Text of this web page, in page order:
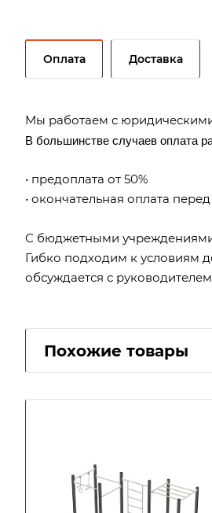
Оплата Доставка
Мы работаем с
В большинстве случаев оплата
• предоплата от 50%
• окончательная оплата
С бюджетными
Гибко подходим к условиям
обсуждается с
Похожие товары